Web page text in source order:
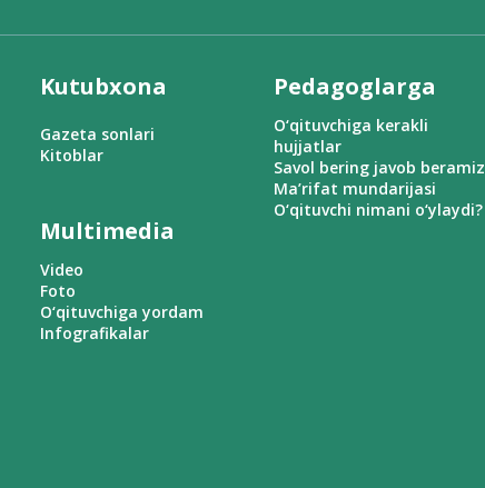
Kutubxona
Gazeta sonlari
Kitoblar
Multimedia
Video
Foto
O‘qituvchiga yordam
Infografikalar
Pedagoglarga
O‘qituvchiga kerakli
hujjatlar
Savol bering javob beramiz
Ma’rifat mundarijasi
O‘qituvchi nimani o‘ylaydi?